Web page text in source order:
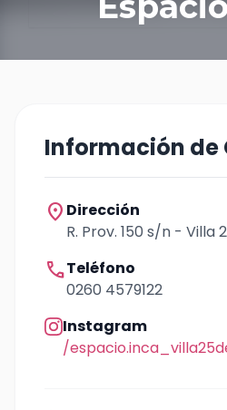
Información de
location_on Dirección
R. Prov. 150 s/n - Villa
callTeléfono
0260 4579122
Instagram
/